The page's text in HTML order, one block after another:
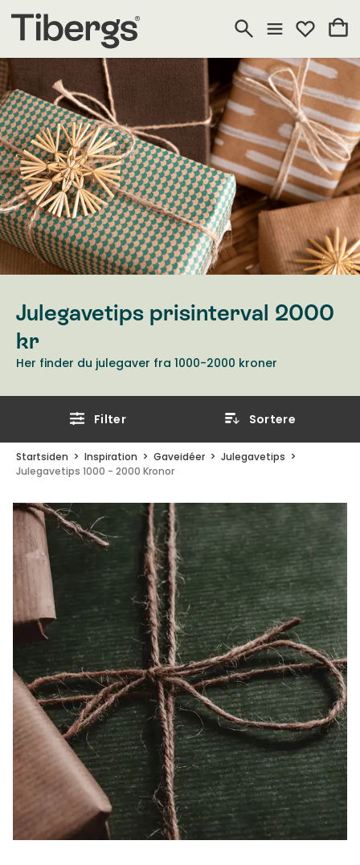
Julegavetips prisinterval 2000
kr
Her finder du julegaver fra 1000-2000 kroner
Filter Sortere
Startsiden Inspiration Gaveidéer
Julegavetips
Julegavetips 1000 - 2000 Kronor